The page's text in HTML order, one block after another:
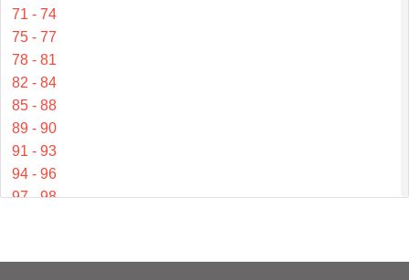
71 - 74
75 - 77
78 - 81
82 - 84
85 - 88
89 - 90
91 - 93
94 - 96
97 - 98
106 - 109